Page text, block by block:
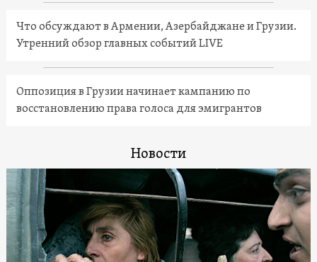
Что обсуждают в Армении, Азербайджане и Грузии.
Утренний обзор главных событий LIVE
Оппозиция в Грузии начинает кампанию по
восстановлению права голоса для эмигрантов
Новости